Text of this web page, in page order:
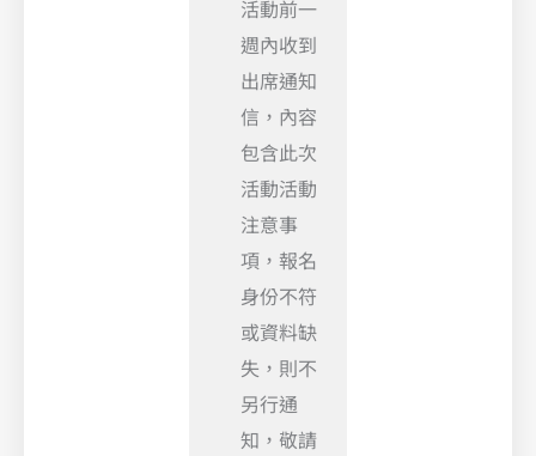
活動前一
週內收到
出席通知
信，內容
包含此次
活動活動
注意事
項，報名
身份不符
或資料缺
失，則不
另行通
知，敬請